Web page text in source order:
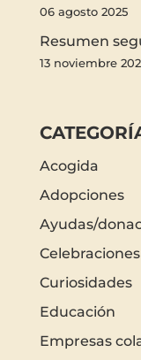
06 agosto 2025
Resumen
13 noviembre
Acogida
Adopciones
Ayudas/
Celebraciones
Curiosidades
Educación
Empresas